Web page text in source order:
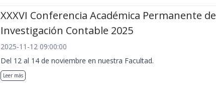
XXXVI Conferencia Académica Permanente de
Investigación Contable 2025
2025-11-12 09:00:00
Del 12 al 14 de noviembre en nuestra Facultad.
Leer más